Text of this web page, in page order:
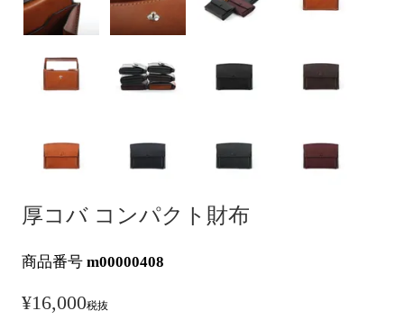
厚コバ コンパクト財布
商品番号 m00000408
¥16,000税抜